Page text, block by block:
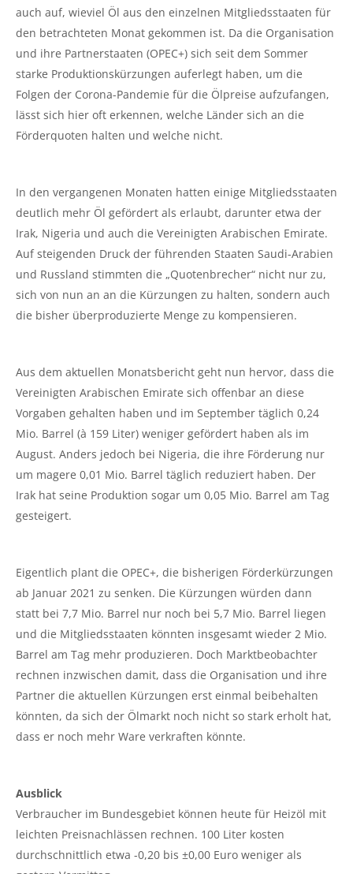
auch auf, wieviel Öl aus den einzelnen Mitgliedsstaaten für
den betrachteten Monat gekommen ist. Da die Organisation
und ihre Partnerstaaten (OPEC+) sich seit dem Sommer
starke Produktionskürzungen auferlegt haben, um die
Folgen der Corona-Pandemie für die Ölpreise aufzufangen,
lässt sich hier oft erkennen, welche Länder sich an die
Förderquoten halten und welche nicht.
In den vergangenen Monaten hatten einige Mitgliedsstaaten
deutlich mehr Öl gefördert als erlaubt, darunter etwa der
Irak, Nigeria und auch die Vereinigten Arabischen Emirate.
Auf steigenden Druck der führenden Staaten Saudi-Arabien
und Russland stimmten die „Quotenbrecher“ nicht nur zu,
sich von nun an an die Kürzungen zu halten, sondern auch
die bisher überproduzierte Menge zu kompensieren.
Aus dem aktuellen Monatsbericht geht nun hervor, dass die
Vereinigten Arabischen Emirate sich offenbar an diese
Vorgaben gehalten haben und im September täglich 0,24
Mio. Barrel (à 159 Liter) weniger gefördert haben als im
August. Anders jedoch bei Nigeria, die ihre Förderung nur
um magere 0,01 Mio. Barrel täglich reduziert haben. Der
Irak hat seine Produktion sogar um 0,05 Mio. Barrel am Tag
gesteigert.
Eigentlich plant die OPEC+, die bisherigen Förderkürzungen
ab Januar 2021 zu senken. Die Kürzungen würden dann
statt bei 7,7 Mio. Barrel nur noch bei 5,7 Mio. Barrel liegen
und die Mitgliedsstaaten könnten insgesamt wieder 2 Mio.
Barrel am Tag mehr produzieren. Doch Marktbeobachter
rechnen inzwischen damit, dass die Organisation und ihre
Partner die aktuellen Kürzungen erst einmal beibehalten
könnten, da sich der Ölmarkt noch nicht so stark erholt hat,
dass er noch mehr Ware verkraften könnte.
Ausblick
Verbraucher im Bundesgebiet können heute für Heizöl mit
leichten Preisnachlässen rechnen. 100 Liter kosten
durchschnittlich etwa -0,20 bis ±0,00 Euro weniger als